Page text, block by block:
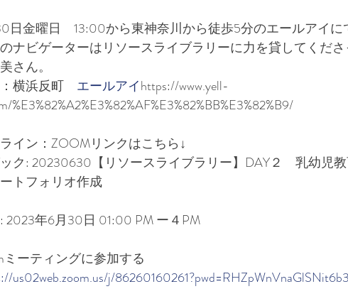
日金曜日　13:00から東神奈川から徒歩5分のエールアイに
ナビゲーターはリソースライブラリーに力を貸してくだ
さん。
横浜反町 エールアイhttps://www.yell-
%E3%82%A2%E3%82%AF%E3%82%BB%E3%82%B9/
イン：ZOOMリンクはこちら↓
ック: 20230630【リソースライブラリー】DAY２　乳幼児
トフォリオ作成
2023年6月30日 01:00 PM ー４PM
ミーティングに参加する
us02web.zoom.us/j/